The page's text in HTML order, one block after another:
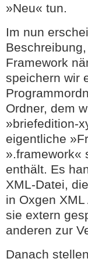
»Neu« tun.
Im nun
Framework
speichern wir
Ordner, dem
»briefedition-
eigentliche
».framework«
enthält. Es
XML-Datei,
in Oxgen
sie extern
anderen zur
Danach